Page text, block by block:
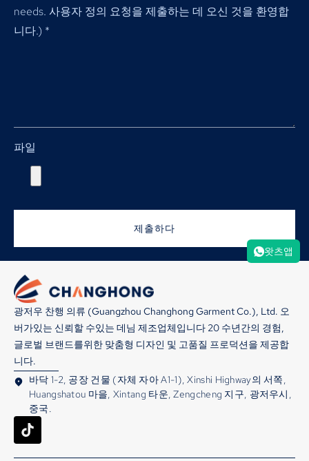
needs. 사용자 정의 요청을 제출하는 데 오신 것을 환영합
니다.) *
파일
제출하다
광저우 찬행 의류 (Guangzhou Changhong Garment Co.), Ltd. 오
버가있는 신뢰할 수있는 데님 제조업체입니다 20 수년간의 경험,
글로벌 브랜드를위한 맞춤형 디자인 및 고품질 프로덕션을 제공합
니다.
바닥 1-2, 공장 건물 (자체 자아 A1-1), Xinshi Highway의 서쪽,
Huangshatou 마을, Xintang 타운, Zengcheng 지구, 광저우시,
중국.
왓츠앱